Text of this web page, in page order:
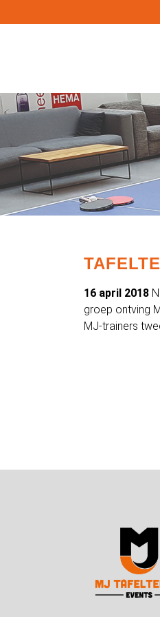
16 april 2018
groep ontving
MJ-trainers